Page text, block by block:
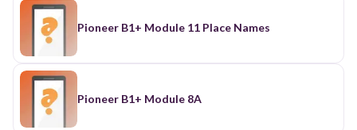
Pioneer B1+ Module 11 Place Names
Pioneer B1+ Module 8A